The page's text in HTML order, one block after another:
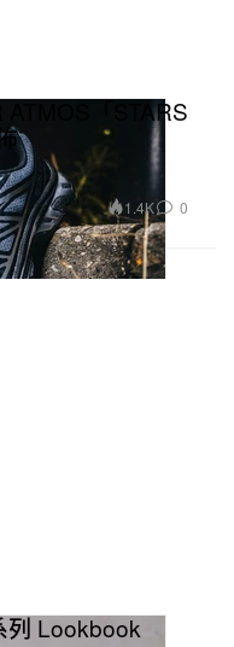
「STARS
1.4K 0
列 Lookbook